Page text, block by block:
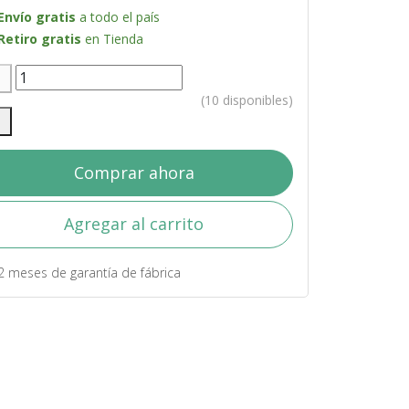
gratis a todo el país
gratis en Tienda
(10 disponibles)
Comprar ahora
Agregar al carrito
meses de garantía de fábrica